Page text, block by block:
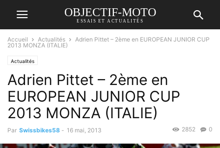
OBJECTIF-MOTO
ESSAIS ET ACTUALITÉS
Accueil Actualités
Adrien Pittet – 2ème en EUROPEAN JUNIOR CUP
2013 MONZA (ITALIE)
Actualités
Adrien Pittet – 2ème en
EUROPEAN JUNIOR CUP
2013 MONZA (ITALIE)
Par Swissbikes58 - 16 mai, 2013 0
2852